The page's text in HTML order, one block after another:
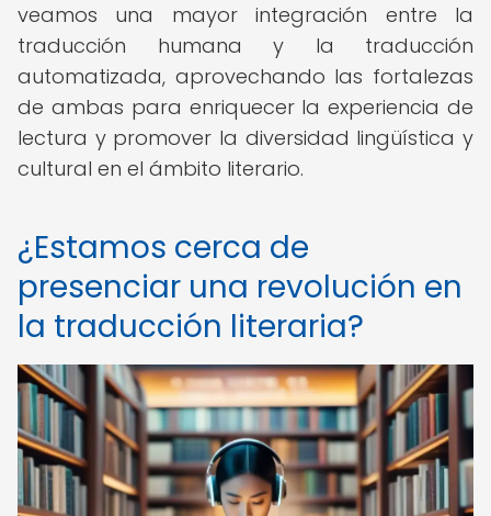
veamos una mayor integración entre la
traducción humana y la traducción
automatizada, aprovechando las fortalezas
de ambas para enriquecer la experiencia de
lectura y promover la diversidad lingüística y
cultural en el ámbito literario.
¿Estamos cerca de
presenciar una revolución en
la traducción literaria?